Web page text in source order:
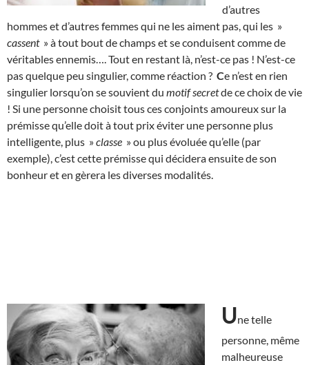
d’autres
hommes et d’autres femmes qui ne les aiment pas, qui les »
cassent» à tout bout de champs et se conduisent comme de
véritables ennemis…. Tout en restant là, n’est-ce pas ! N’est-ce
pas quelque peu singulier, comme réaction ? Ce n’est en rien
singulier lorsqu’on se souvient du motif secretde ce choix de vie
! Si une personne choisit tous ces conjoints amoureux sur la
prémisse qu’elle doit à tout prix éviter une personne plus
intelligente, plus »classe » ou plus évoluée qu’elle (par
exemple), c’est cette prémisse qui décidera ensuite de son
bonheur et en gèrera les diverses modalités.
Une telle
personne, même
malheureuse